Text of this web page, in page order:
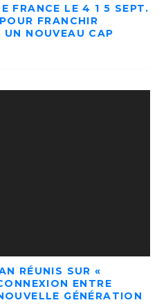
FRANCE LE 4 1 5 SEPT.
FRANCHIR
NOUVEAU CAP
RÉUNIS SUR «
ENTRE
GÉNÉRATION